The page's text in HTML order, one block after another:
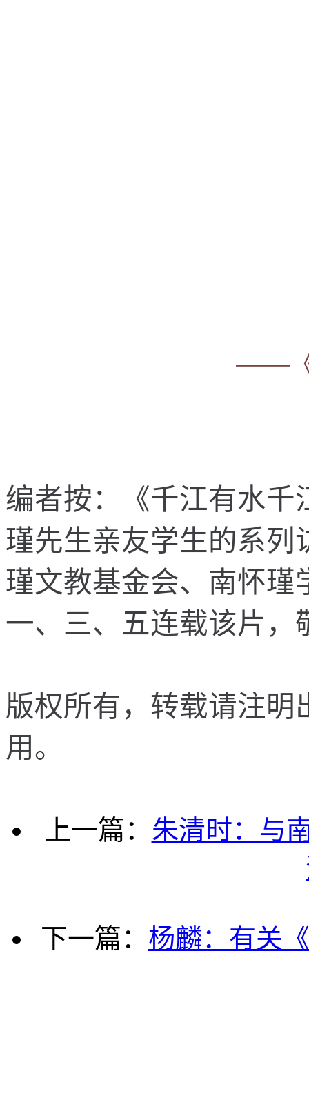
——《
编者按：《千江有水
瑾先生亲友学生的系
瑾文教基金会、南怀
一、三、五连载该片，
版权所有，转载请注
用。
上一篇： 朱清时：与
下一篇： 杨麟：有关